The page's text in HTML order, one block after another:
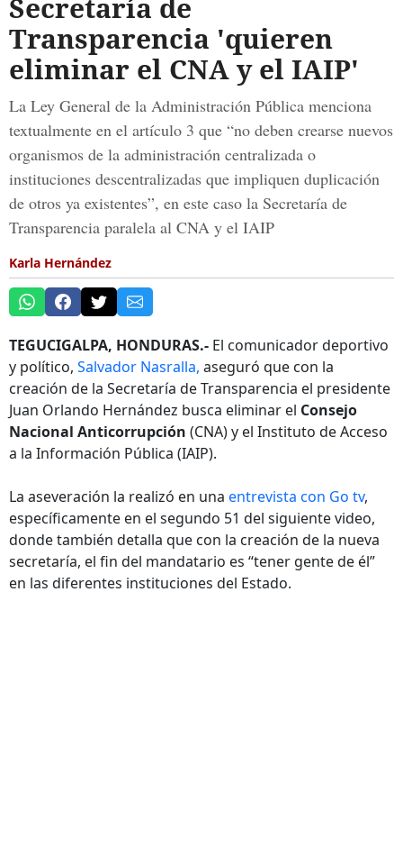
Secretaría de
Transparencia 'quieren
eliminar el CNA y el IAIP'
La Ley General de la Administración Pública menciona
textualmente en el artículo 3 que “no deben crearse nuevos
organismos de la administración centralizada o
instituciones descentralizadas que impliquen duplicación
de otros ya existentes”, en este caso la Secretaría de
Transparencia paralela al CNA y el IAIP
Karla Hernández
TEGUCIGALPA, HONDURAS.- El comunicador deportivo
y político, Salvador Nasralla, aseguró que con la
creación de la Secretaría de Transparencia el presidente
Juan Orlando Hernández busca eliminar el Consejo
Nacional Anticorrupción (CNA) y el Instituto de Acceso
a la Información Pública (IAIP).
La aseveración la realizó en una entrevista con Go tv,
específicamente en el segundo 51 del siguiente video,
donde también detalla que con la creación de la nueva
secretaría, el fin del mandatario es “tener gente de él”
en las diferentes instituciones del Estado.